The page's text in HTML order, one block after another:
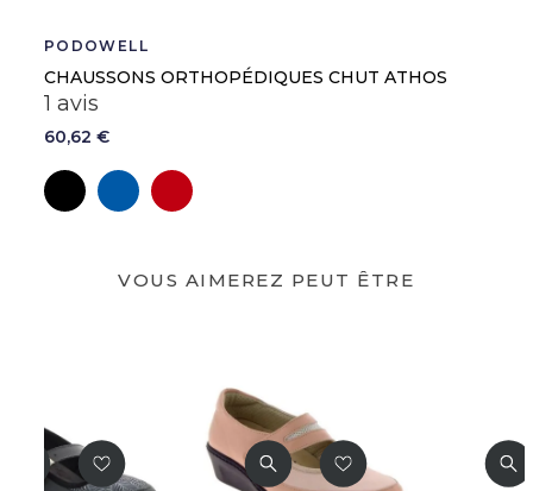
Ean13
PODOWELL
CHAUSSONS ORTHOPÉDIQUES CHUT ATHOS
1 avis
60,62 €
Noir MarineBordeaux
VOUS AIMEREZ PEUT ÊTRE